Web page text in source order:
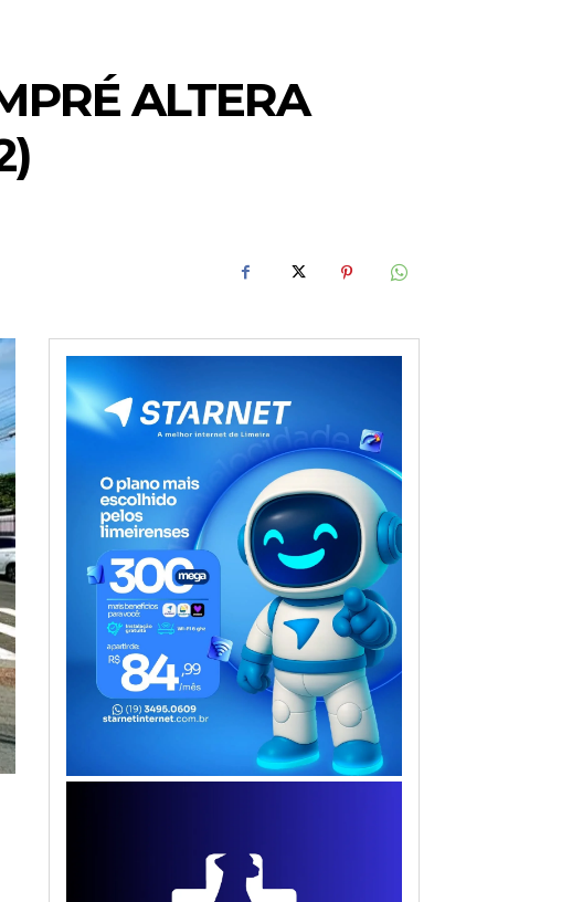
ALTERA